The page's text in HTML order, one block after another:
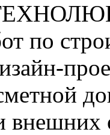
по
внешних